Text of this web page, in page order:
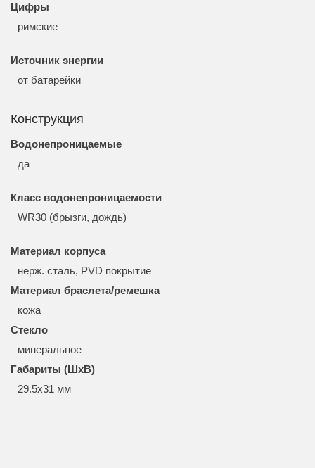
Цифры
римские
Источник энергии
от батарейки
Конструкция
Водонепроницаемые
да
Класс водонепроницаемости
WR30 (брызги, дождь)
Материал корпуса
нерж. сталь, PVD покрытие
Материал браслета/ремешка
кожа
Стекло
минеральное
Габариты (ШхВ)
29.5x31 мм